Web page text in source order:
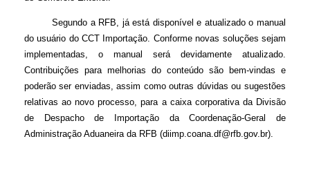
Segundo a RFB, já está disponível e atualizado o manual
do usuário do CCT Importação. Conforme novas soluções sejam
implementadas, o manual será devidamente atualizado.
Contribuições para melhorias do conteúdo são bem-vindas e
poderão ser enviadas, assim como outras dúvidas ou sugestões
relativas ao novo processo, para a caixa corporativa da Divisão
de Despacho de Importação da Coordenação-Geral de
Administração Aduaneira da RFB (diimp.coana.df@rfb.gov.br).